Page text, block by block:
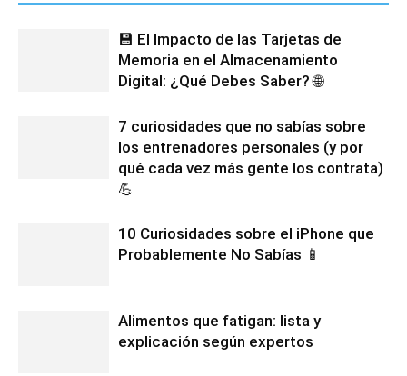
💾 El Impacto de las Tarjetas de
Memoria en el Almacenamiento
Digital: ¿Qué Debes Saber? 🌐
7 curiosidades que no sabías sobre
los entrenadores personales (y por
qué cada vez más gente los contrata)
💪
10 Curiosidades sobre el iPhone que
Probablemente No Sabías 📱
Alimentos que fatigan: lista y
explicación según expertos